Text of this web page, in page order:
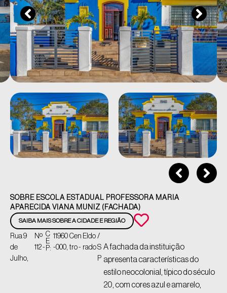
SOBRE ESCOLA ESTADUAL PROFESSORA MARIA
APARECIDA VIANA MUNIZ (FACHADA)
SAIBA MAIS SOBRE A CIDADE E REGIÃO
Rua 9
de
Julho,
Nº
112 -
C
E
P:
11960
-000,
Cen
tro -
Eldo
rado
/
S
P
A fachada da instituição
apresenta características do
estilo neocolonial, típico do século
20, com cores azul e amarelo,